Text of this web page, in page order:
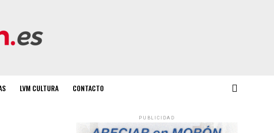
LVM CULTURA CONTACTO
PUBLICIDAD